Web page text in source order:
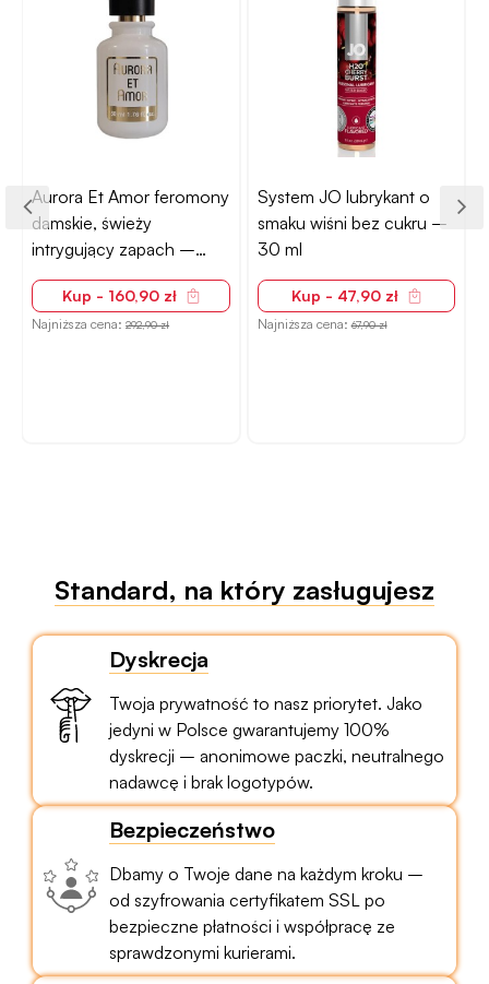
Aurora Et Amor feromony
damskie, świeży
intrygujący zapach –
50ml
Kup - 160,90 zł
Najniższa cena:292,90 zł
System JO lubrykant o
smaku wiśni bez cukru –
30 ml
Kup - 47,90 zł
Najniższa cena:67,90 zł
Standard, na który zasługujesz
Dyskrecja
Twoja prywatność to nasz priorytet. Jako
jedyni w Polsce gwarantujemy 100%
dyskrecji – anonimowe paczki, neutralnego
nadawcę i brak logotypów.
Bezpieczeństwo
Dbamy o Twoje dane na każdym kroku –
od szyfrowania certyfikatem SSL po
bezpieczne płatności i współpracę ze
sprawdzonymi kurierami.